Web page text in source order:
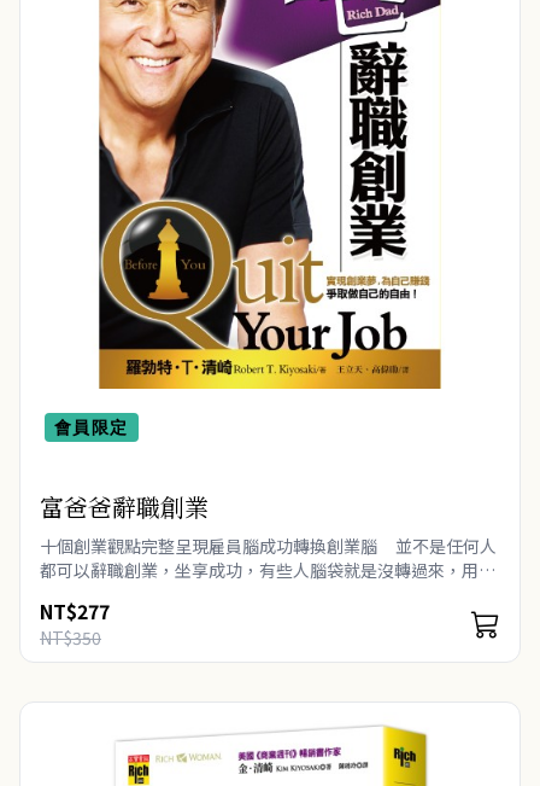
會員限定
富爸爸辭職創業
十個創業觀點完整呈現雇員腦成功轉換創業腦 並不是任何人
都可以辭職創業，坐享成功，有些人腦袋就是沒轉過來，用雇
點完..
NT$277
NT$350